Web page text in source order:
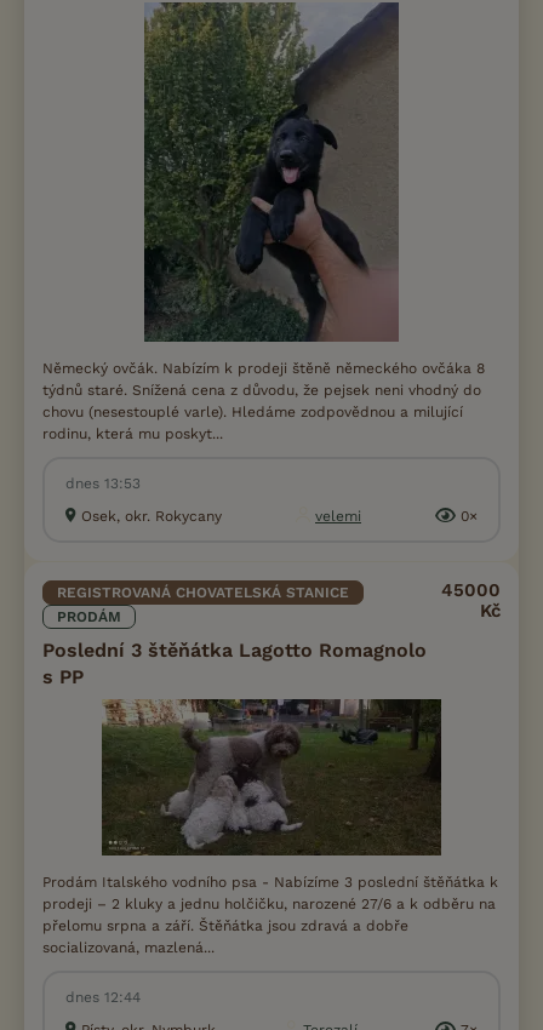
Německý ovčák. Nabízím k prodeji štěně německého ovčáka 8
týdnů staré. Snížená cena z důvodu, že pejsek neni vhodný do
chovu (nesestouplé varle). Hledáme zodpovědnou a milující
rodinu, která mu poskyt...
dnes 13:53
Osek, okr. Rokycany
velemi 0×
REGISTROVANÁ CHOVATELSKÁ STANICE
PRODÁM
Poslední 3 štěňátka Lagotto Romagnolo
s PP
45000
Kč
Prodám Italského vodního psa - Nabízíme 3 poslední štěňátka k
prodeji – 2 kluky a jednu holčičku, narozené 27/6 a k odběru na
přelomu srpna a září. Štěňátka jsou zdravá a dobře
socializovaná, mazlená...
dnes 12:44